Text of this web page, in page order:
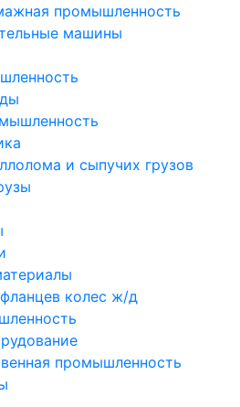
промышленность
машины
и сыпучих грузов
колес ж/д
промышленность